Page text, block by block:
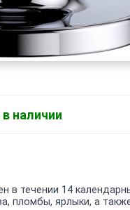
наличии
в течении 14
пломбы, ярлыки, а